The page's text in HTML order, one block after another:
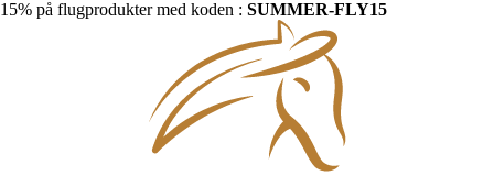
15% på flugprodukter med koden : SUMMER-FLY15